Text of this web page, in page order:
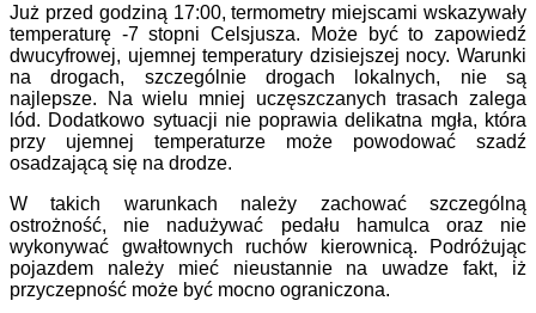
Już przed godziną 17:00, termometry miejscami wskazywały
temperaturę -7 stopni Celsjusza. Może być to zapowiedź
dwucyfrowej, ujemnej temperatury dzisiejszej nocy. Warunki
na drogach, szczególnie drogach lokalnych, nie są
najlepsze. Na wielu mniej uczęszczanych trasach zalega
lód. Dodatkowo sytuacji nie poprawia delikatna mgła, która
przy ujemnej temperaturze może powodować szadź
osadzającą się na drodze.
W takich warunkach należy zachować szczególną
ostrożność, nie nadużywać pedału hamulca oraz nie
wykonywać gwałtownych ruchów kierownicą. Podróżując
pojazdem należy mieć nieustannie na uwadze fakt, iż
przyczepność może być mocno ograniczona.